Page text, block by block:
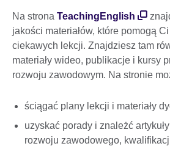
Na strona TeachingEnglish
jakości materiałów, które pomogą
ciekawych lekcji. Znajdziesz tam
materiały wideo, publikacje i kursy
rozwoju zawodowym. Na stronie
ściągać plany lekcji i materiały
uzyskać porady i znależć
rozwoju zawodowego,